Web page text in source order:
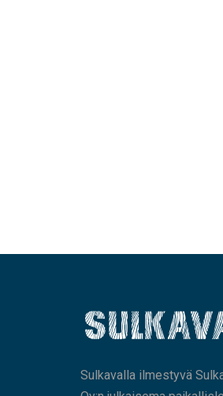
Sulkavalla ilmestyvä